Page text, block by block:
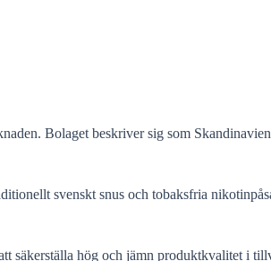
Bolaget beskriver sig som
svenskt snus och tobaksfria
säkerställa hög och jämn produktkvalitet i